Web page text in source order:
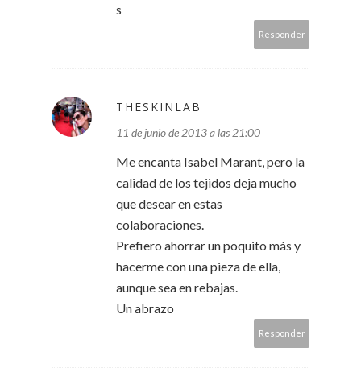
s
Responder
THESKINLAB
11 de junio de 2013 a las 21:00
Me encanta Isabel Marant, pero la
calidad de los tejidos deja mucho
que desear en estas
colaboraciones.
Prefiero ahorrar un poquito más y
hacerme con una pieza de ella,
aunque sea en rebajas.
Un abrazo
Responder